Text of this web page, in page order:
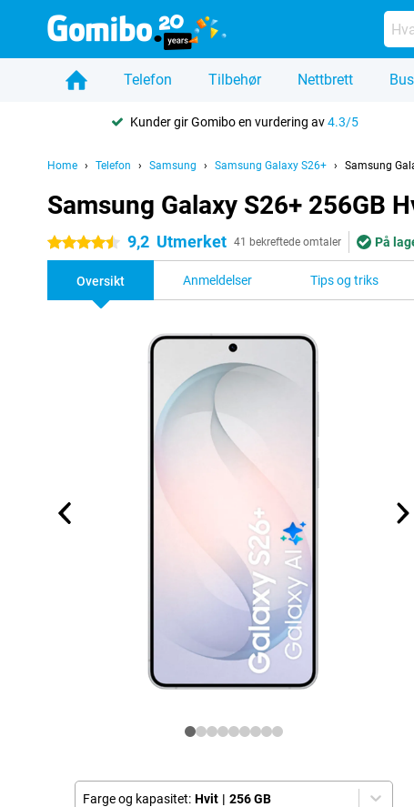
Telefon Tilbehør Nettbrett
Kunder gir Gomibo en vurdering av4.3/5
Home Telefon Samsung Samsung Galaxy S26+ Samsung
Samsung Galaxy S26+ 256GB
4.5 stjerner 9,2 Utmerket 41 bekreftede omtaler På
Oversikt Anmeldelser Tips og triks
Farge og kapasitet: Hvit | 256 GB